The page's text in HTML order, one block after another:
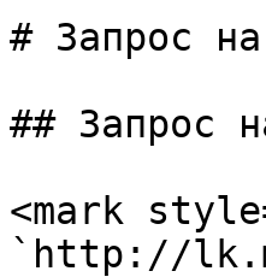
# Запрос на
## Запрос
<mark
`http://